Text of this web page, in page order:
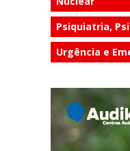
Psiquiatria,
Urgência e